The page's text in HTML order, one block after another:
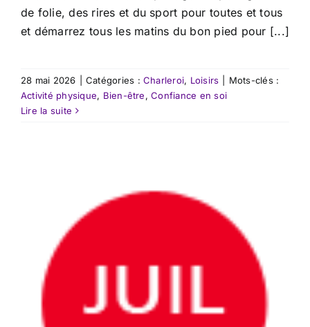
de folie, des rires et du sport pour toutes et tous
et démarrez tous les matins du bon pied pour [...]
28 mai 2026 Catégories :Charleroi, Loisirs
Mots-clés :
Activité physique, Bien-être,Confiance en soi
Lire la suite